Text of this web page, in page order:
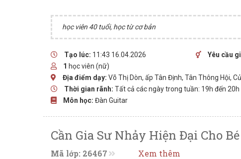
học viên 40 tuổi, học từ cơ bản
Tạo lúc: 11:43 16.04.2026 Yêu cầu
1 học viên (nữ)
Địa điểm dạy: Võ Thị Dòn, ấp Tân Định, Tân Thông Hội,
Thời gian rãnh: Tất cả các ngày trong tuần: 19h đến 20h
Môn học: Đàn Guitar
Cần Gia Sư Nhảy Hiện Đại Cho
Mã lớp: 26467 Xem thêm